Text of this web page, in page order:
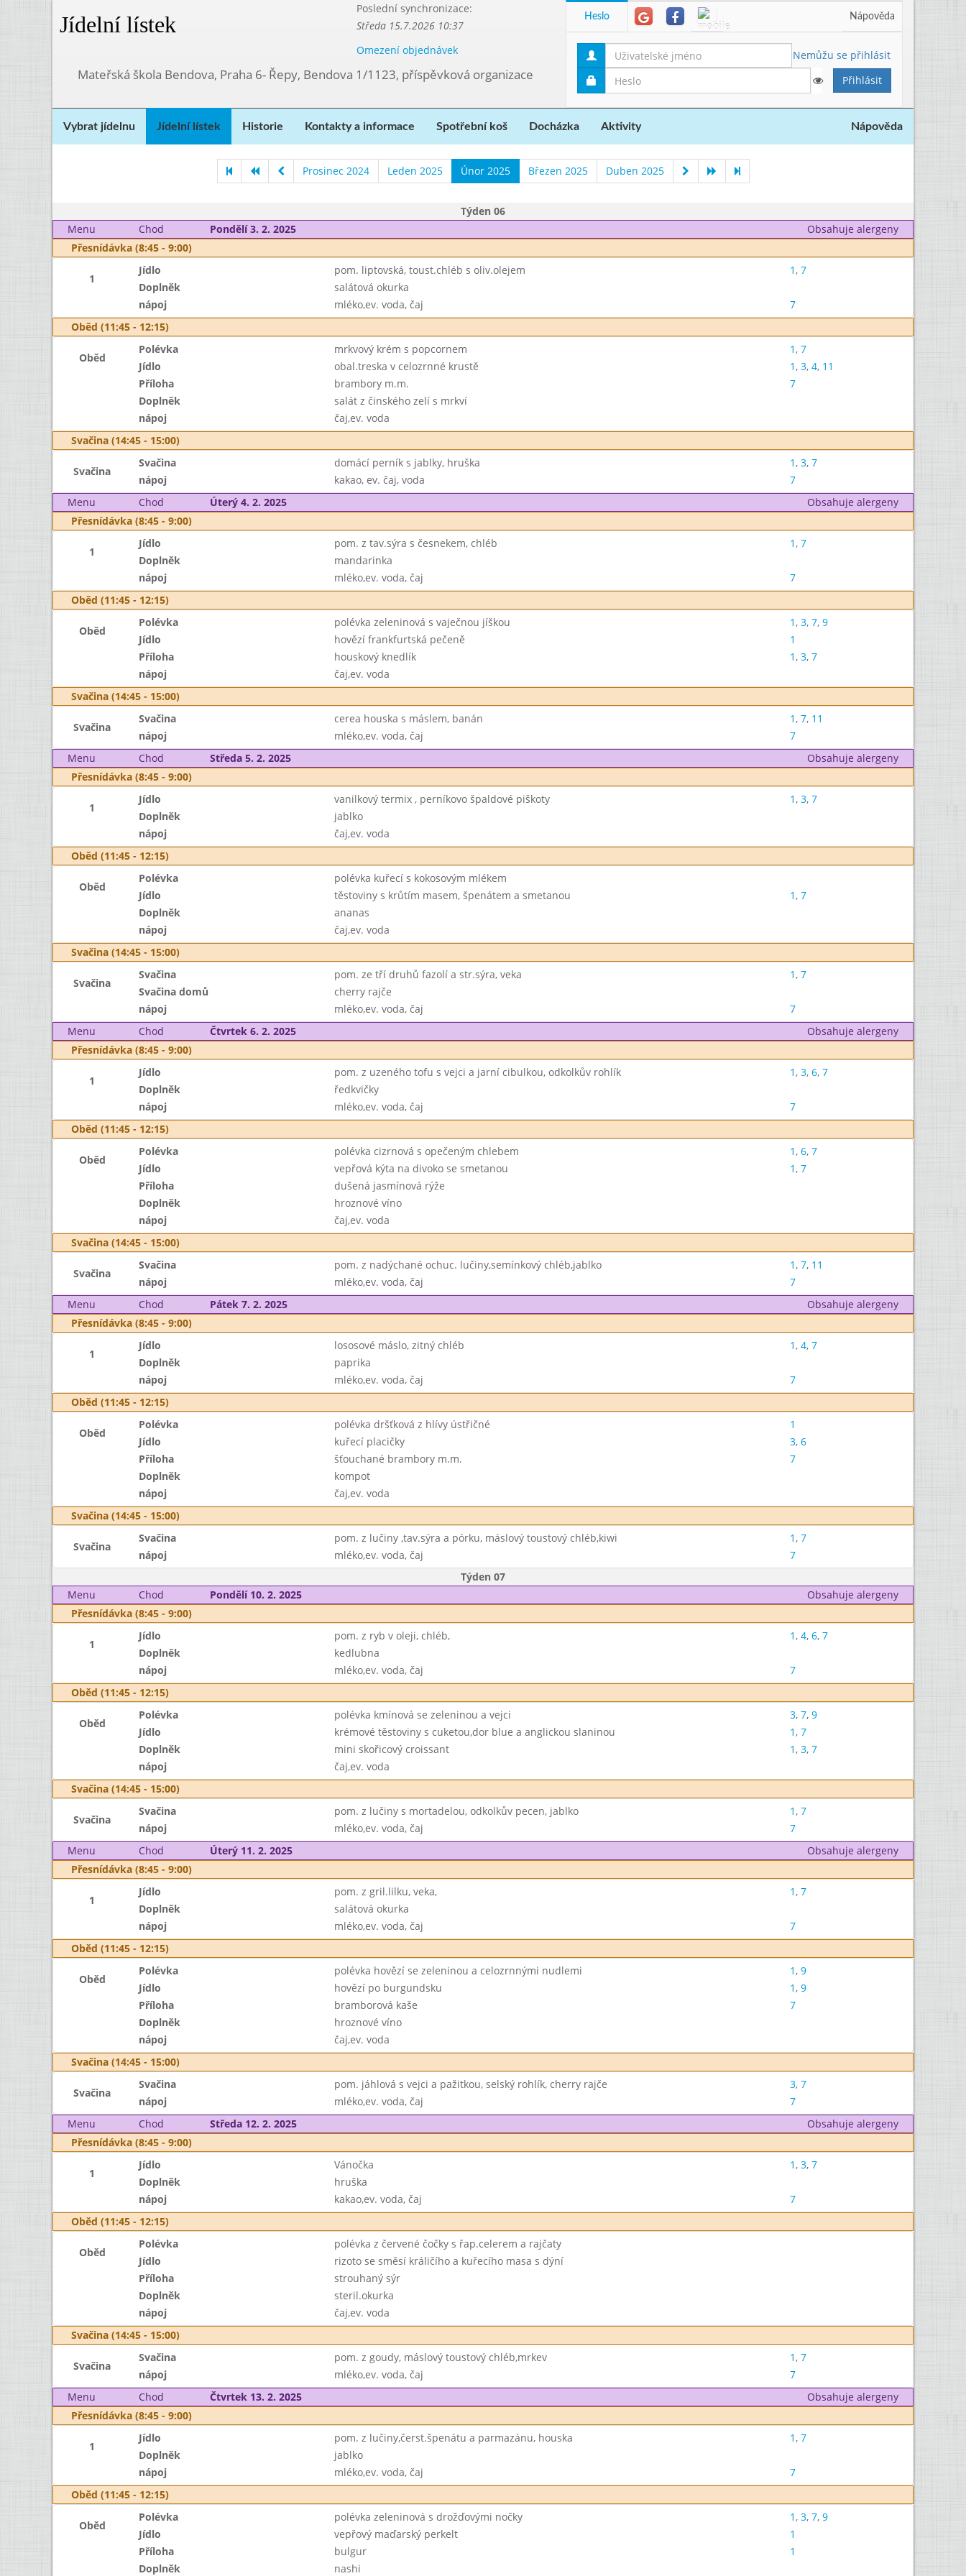
Jídelní lístek
Poslední synchronizace:
Středa 15.7.2026 10:37
Omezení objednávek
Mateřská škola Bendova, Praha 6- Řepy, Bendova 1/1123, příspěvková organizace
Heslo Nápověda
Nemůžu se přihlásit
Vybrat jídelnu Jídelní lístek Historie Kontakty a informace Spotřební koš Docházka Aktivity Nápověda
Prosinec 2024 Leden 2025 Únor 2025 Březen 2025 Duben 2025
Týden 06
Menu
Chod Pondělí 3. 2. 2025
Obsahuje alergeny
Přesnídávka (8:45 - 9:00)
1
Jídlo pom. liptovská, toust.chléb s oliv.olejem 1, 7
Doplněk
salátová okurka
nápoj
mléko,ev. voda, čaj
7
Oběd (11:45 - 12:15)
Oběd
Polévka mrkvový krém s popcornem 1, 7
Jídlo
obal.treska v celozrnné krustě 1, 3, 4, 11
Příloha
brambory m.m.
7
Doplněk
salát z činského zelí s mrkví
nápoj
čaj,ev. voda
Svačina (14:45 - 15:00)
Svačina
Svačina domácí perník s jablky, hruška 1, 3, 7
nápoj
kakao, ev. čaj, voda
7
Menu
Chod Úterý 4. 2. 2025
Obsahuje alergeny
Přesnídávka (8:45 - 9:00)
1
Jídlo pom. z tav.sýra s česnekem, chléb 1, 7
Doplněk
mandarinka
nápoj
mléko,ev. voda, čaj
7
Oběd (11:45 - 12:15)
Oběd
Polévka polévka zeleninová s vaječnou jíškou 1, 3, 7, 9
Jídlo
hovězí frankfurtská pečeně
1
Příloha
houskový knedlík 1, 3, 7
nápoj
čaj,ev. voda
Svačina (14:45 - 15:00)
Svačina
Svačina cerea houska s máslem, banán 1, 7, 11
nápoj
mléko,ev. voda, čaj
7
Menu
Chod Středa 5. 2. 2025
Obsahuje alergeny
Přesnídávka (8:45 - 9:00)
1
Jídlo vanilkový termix , perníkovo špaldové piškoty 1, 3, 7
Doplněk
jablko
nápoj
čaj,ev. voda
Oběd (11:45 - 12:15)
Oběd
Polévka
polévka kuřecí s kokosovým mlékem
Jídlo
těstoviny s krůtím masem, špenátem a smetanou 1, 7
Doplněk
ananas
nápoj
čaj,ev. voda
Svačina (14:45 - 15:00)
Svačina
Svačina pom. ze tří druhů fazolí a str.sýra, veka 1, 7
Svačina domů
cherry rajče
nápoj
mléko,ev. voda, čaj
7
Menu
Chod Čtvrtek 6. 2. 2025
Obsahuje alergeny
Přesnídávka (8:45 - 9:00)
1
Jídlo pom. z uzeného tofu s vejci a jarní cibulkou, odkolkův rohlík 1, 3, 6, 7
Doplněk
ředkvičky
nápoj
mléko,ev. voda, čaj
7
Oběd (11:45 - 12:15)
Oběd
Polévka polévka cizrnová s opečeným chlebem 1, 6, 7
Jídlo
vepřová kýta na divoko se smetanou 1, 7
Příloha
dušená jasmínová rýže
Doplněk
hroznové víno
nápoj
čaj,ev. voda
Svačina (14:45 - 15:00)
Svačina
Svačina pom. z nadýchané ochuc. lučiny,semínkový chléb,jablko 1, 7, 11
nápoj
mléko,ev. voda, čaj
7
Menu
Chod Pátek 7. 2. 2025
Obsahuje alergeny
Přesnídávka (8:45 - 9:00)
1
Jídlo lososové máslo, zitný chléb 1, 4, 7
Doplněk
paprika
nápoj
mléko,ev. voda, čaj
7
Oběd (11:45 - 12:15)
Oběd
Polévka polévka dršťková z hlívy ústřičné
1
Jídlo
kuřecí placičky 3, 6
Příloha
šťouchané brambory m.m.
7
Doplněk
kompot
nápoj
čaj,ev. voda
Svačina (14:45 - 15:00)
Svačina
Svačina pom. z lučiny ,tav.sýra a pórku, máslový toustový chléb,kiwi 1, 7
nápoj
mléko,ev. voda, čaj
7
Týden 07
Menu
Chod Pondělí 10. 2. 2025
Obsahuje alergeny
Přesnídávka (8:45 - 9:00)
1
Jídlo pom. z ryb v oleji, chléb, 1, 4, 6, 7
Doplněk
kedlubna
nápoj
mléko,ev. voda, čaj
7
Oběd (11:45 - 12:15)
Oběd
Polévka polévka kmínová se zeleninou a vejci 3, 7, 9
Jídlo
krémové těstoviny s cuketou,dor blue a anglickou slaninou 1, 7
Doplněk
mini skořicový croissant 1, 3, 7
nápoj
čaj,ev. voda
Svačina (14:45 - 15:00)
Svačina
Svačina pom. z lučiny s mortadelou, odkolkův pecen, jablko 1, 7
nápoj
mléko,ev. voda, čaj
7
Menu
Chod Úterý 11. 2. 2025
Obsahuje alergeny
Přesnídávka (8:45 - 9:00)
1
Jídlo pom. z gril.lilku, veka, 1, 7
Doplněk
salátová okurka
nápoj
mléko,ev. voda, čaj
7
Oběd (11:45 - 12:15)
Oběd
Polévka polévka hovězí se zeleninou a celozrnnými nudlemi 1, 9
Jídlo
hovězí po burgundsku 1, 9
Příloha
bramborová kaše
7
Doplněk
hroznové víno
nápoj
čaj,ev. voda
Svačina (14:45 - 15:00)
Svačina
Svačina pom. jáhlová s vejci a pažitkou, selský rohlík, cherry rajče 3, 7
nápoj
mléko,ev. voda, čaj
7
Menu
Chod Středa 12. 2. 2025
Obsahuje alergeny
Přesnídávka (8:45 - 9:00)
1
Jídlo Vánočka 1, 3, 7
Doplněk
hruška
nápoj
kakao,ev. voda, čaj
7
Oběd (11:45 - 12:15)
Oběd
Polévka
polévka z červené čočky s řap.celerem a rajčaty
Jídlo
rizoto se směsí králičího a kuřecího masa s dýní
Příloha
strouhaný sýr
Doplněk
steril.okurka
nápoj
čaj,ev. voda
Svačina (14:45 - 15:00)
Svačina
Svačina pom. z goudy, máslový toustový chléb,mrkev 1, 7
nápoj
mléko,ev. voda, čaj
7
Menu
Chod Čtvrtek 13. 2. 2025
Obsahuje alergeny
Přesnídávka (8:45 - 9:00)
1
Jídlo pom. z lučiny,čerst.špenátu a parmazánu, houska 1, 7
Doplněk
jablko
nápoj
mléko,ev. voda, čaj
7
Oběd (11:45 - 12:15)
Oběd
Polévka polévka zeleninová s drožďovými nočky 1, 3, 7, 9
Jídlo
vepřový maďarský perkelt
1
Příloha
bulgur
1
Doplněk
nashi